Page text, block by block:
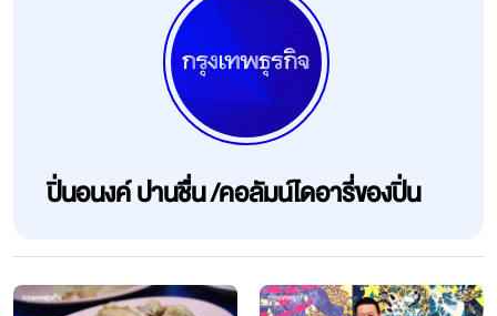
ปิ่นอนงค์ ปานชื่น /คอลัมน์ไดอารี่ของปิ่น